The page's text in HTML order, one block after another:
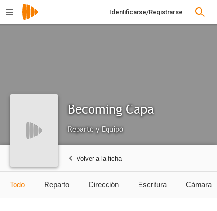
Identificarse/Registrarse
Becoming Capa
Reparto y Equipo
Volver a la ficha
Todo Reparto Dirección Escritura Cámara